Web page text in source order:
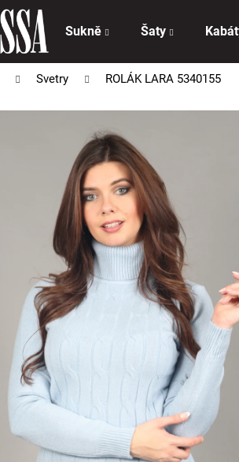
Sukně Šaty
Svetry ROLÁK LARA 5340155Co